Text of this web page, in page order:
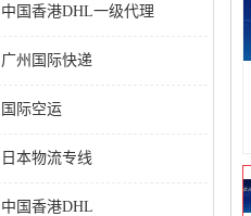
中国香港DHL一级代理
广州国际快递
国际空运
日本物流专线
中国香港DHL